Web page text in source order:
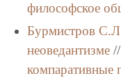
философское
Бурмистров
неоведантизме//
компаративные